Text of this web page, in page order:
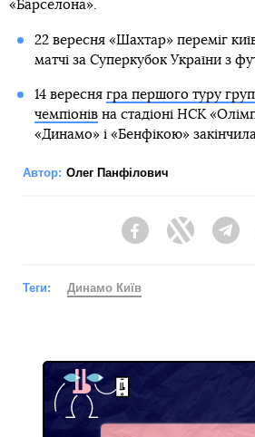
«Барселона».
22 вересня «Шахтар» переміг
матчі за Суперкубок України з
14 вересня гра першого туру
чемпіонівна стадіоні НСК
«Динамо» і «Бенфікою»
Автор: Олег Панфілович
FacebookTwitter
Теги: Динамо Київ